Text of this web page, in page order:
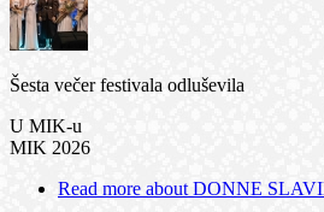
Šesta večer festivala odluševila
U MIK-u
MIK 2026
Read more about DONNE